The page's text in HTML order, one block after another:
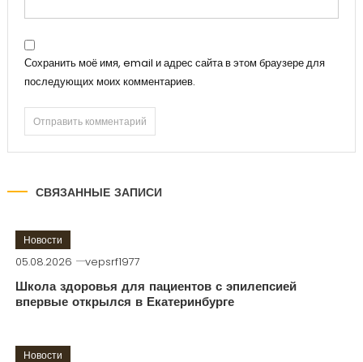
Сохранить моё имя, email и адрес сайта в этом браузере для
последующих моих комментариев.
СВЯЗАННЫЕ ЗАПИСИ
Новости
05.08.2026 vepsrf1977
Школа здоровья для пациентов с эпилепсией
впервые открылся в Екатеринбурге
Новости